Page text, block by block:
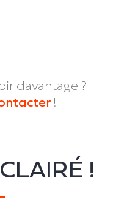
davantage ?
!
!